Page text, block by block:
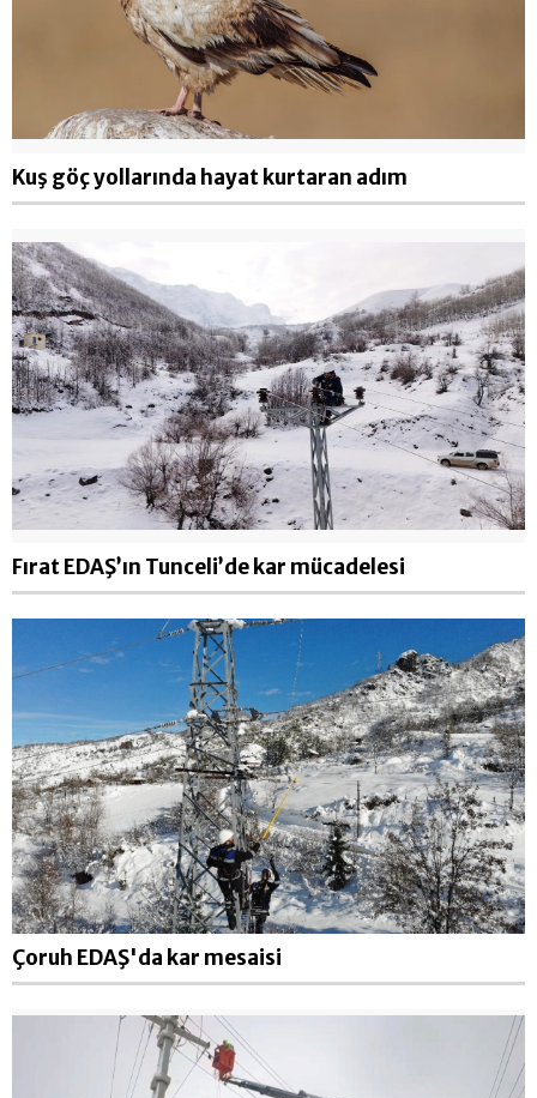
Kuş göç yollarında hayat kurtaran adım
Fırat EDAŞ’ın Tunceli’de kar mücadelesi
Çoruh EDAŞ'da kar mesaisi